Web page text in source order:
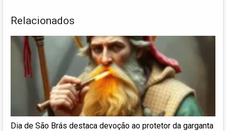
Relacionados
Dia de São Brás destaca devoção ao protetor da garganta